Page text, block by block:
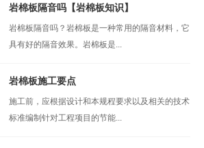
岩棉板隔音吗【岩棉板知识】
岩棉板隔音吗？岩棉板是一种常用的隔音材料，它
具有好的隔音效果。岩棉板是...
岩棉板施工要点
施工前，应根据设计和本规程要求以及相关的技术
标准编制针对工程项目的节能...